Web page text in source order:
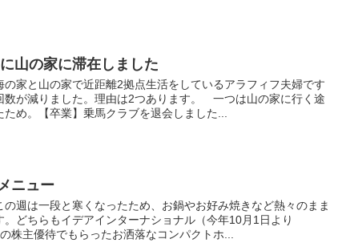
山の家に滞在しました
家と山の家で近距離2拠点生活をしているアラフィフ夫婦です
数が減りました。理由は2つあります。 一つは山の家に行く途
め。【卒業】乗馬クラブを退会しました...
ニュー
週は一段と寒くなったため、お鍋やお好み焼きなど熱々のまま
どちらもイデアインターナショナル（今年10月1日より
株主優待でもらったお洒落なコンパクトホ...